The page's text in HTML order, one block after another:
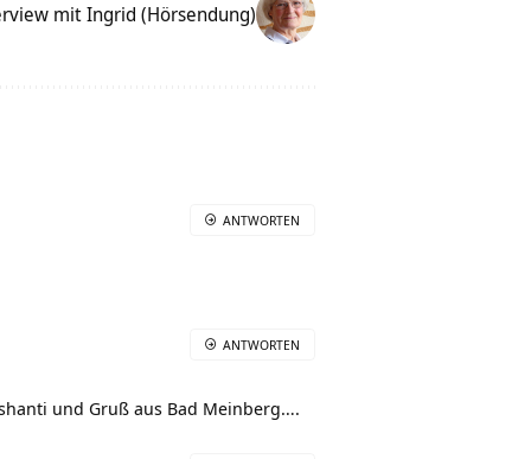
mit Ingrid (Hörsendung)
ANTWORTEN
und Gruß aus Bad Meinberg….
ANTWORTEN